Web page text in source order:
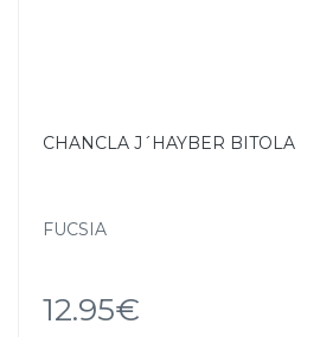
CHANCLA J´HAYBER BITOLA
FUCSIA
12.95€